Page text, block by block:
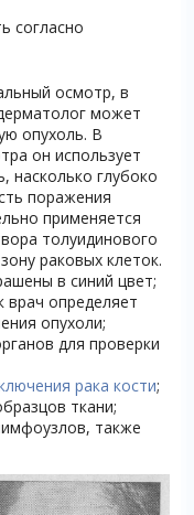
согласно
осмотр, в
может
опухоль. В
он использует
насколько глубоко
поражения
применяется
толуидинового
раковых клеток.
в синий цвет;
врач определяет
опухоли;
для проверки
рака кости;
ткани;
также